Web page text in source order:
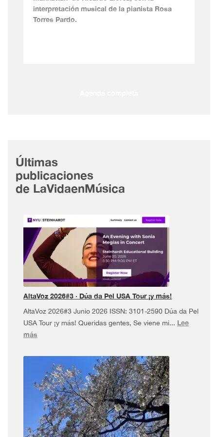
interpretación musical de la pianista Rosa
Torres Pardo.
Últimas
publicaciones
de LaVidaenMúsica
AltaVoz 2026#3 · Dúa da Pel USA Tour ¡y más!
AltaVoz 2026#3 Junio 2026 ISSN: 3101-2590 Dúa da Pel
USA Tour ¡y más! Queridas gentes, Se viene mi... Lee
más
2026#3
Dúa
da
Pel
USA
Tour